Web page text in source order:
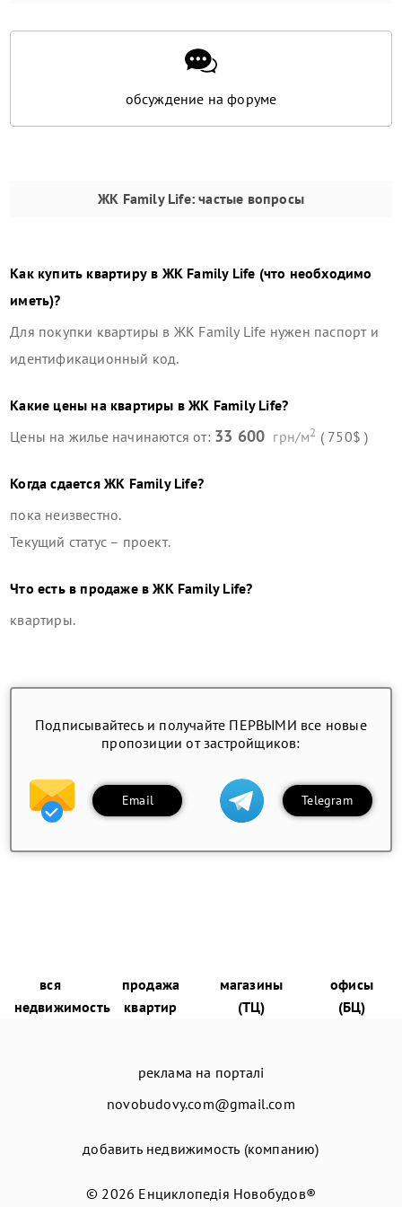
обсуждение на форуме
ЖК Family Life: частые вопросы
Как купить квартиру в ЖК Family Life (что необходимо
иметь)?
Для покупки квартиры в ЖК Family Life нужен паспорт и
идентификационный код.
Какие цены на квартиры вЖК Family Life?
Цены на жилье начинаются от: 33 600 грн/м2 ( 750$ )
Когда сдаетсяЖК Family Life?
пока неизвестно.
Текущий статус – проект.
Что есть в продаже вЖК Family Life?
квартиры.
Подписывайтесь и получайте ПЕРВЫМИ все новые
пропозиции от застройщиков:
Email Telegram
вся
недвижимость
продажа
квартир
магазины
(ТЦ)
офисы
(БЦ)
реклама на порталі
novobudovy.com@gmail.com
добавить недвижимость (компанию)
© 2026 Енциклопедія Новобудов®